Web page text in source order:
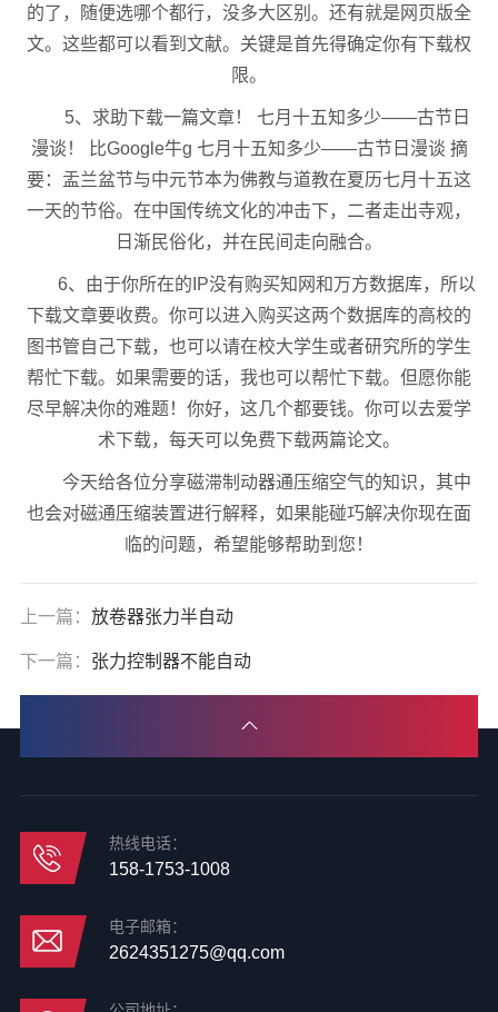
的了，随便选哪个都行，没多大区别。还有就是网页版全
文。这些都可以看到文献。关键是首先得确定你有下载权
限。
5、求助下载一篇文章！ 七月十五知多少——古节日
漫谈！ 比Google牛g 七月十五知多少——古节日漫谈 摘
要：盂兰盆节与中元节本为佛教与道教在夏历七月十五这
一天的节俗。在中国传统文化的冲击下，二者走出寺观，
日渐民俗化，并在民间走向融合。
6、由于你所在的IP没有购买知网和万方数据库，所以
下载文章要收费。你可以进入购买这两个数据库的高校的
图书管自己下载，也可以请在校大学生或者研究所的学生
帮忙下载。如果需要的话，我也可以帮忙下载。但愿你能
尽早解决你的难题！你好，这几个都要钱。你可以去爱学
术下载，每天可以免费下载两篇论文。
今天给各位分享磁滞制动器通压缩空气的知识，其中
也会对磁通压缩装置进行解释，如果能碰巧解决你现在面
临的问题，希望能够帮助到您！
上一篇： 放卷器张力半自动
下一篇： 张力控制器不能自动
热线电话：
158-1753-1008
电子邮箱：
2624351275@qq.com